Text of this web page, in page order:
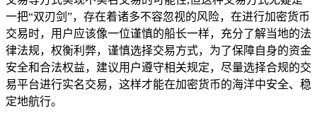
一把“双刃剑”，存在着诸多不容忽视的风险，在进行加密货币
交易时，用户应该像一位谨慎的船长一样，充分了解当地的法
律法规，权衡利弊，谨慎选择交易方式，为了保障自身的资金
安全和合法权益，建议用户遵守相关规定，尽量选择合规的交
易平台进行实名交易，这样才能在加密货币的海洋中安全、稳
定地航行。